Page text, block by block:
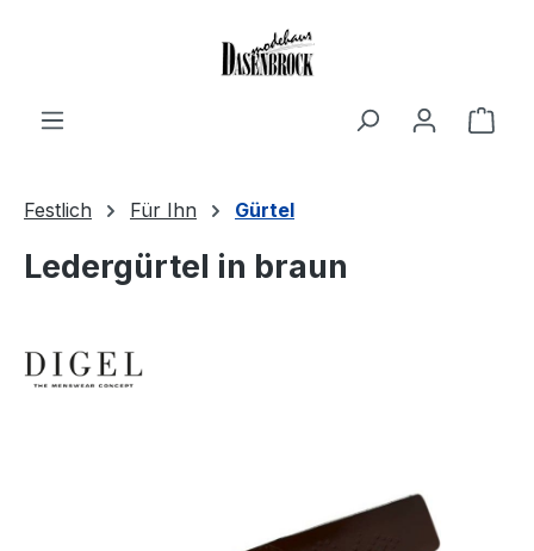
Festlich Für Ihn Gürtel
Ledergürtel in braun